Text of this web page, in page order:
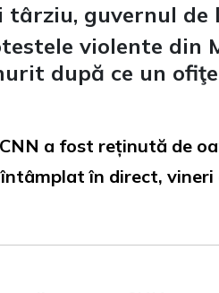
târziu, guvernul
violente din
după ce un
a fost reținută de
în direct,